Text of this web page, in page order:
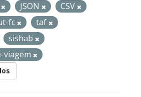
JSON
CSV
fc
taf
sishab
viagem